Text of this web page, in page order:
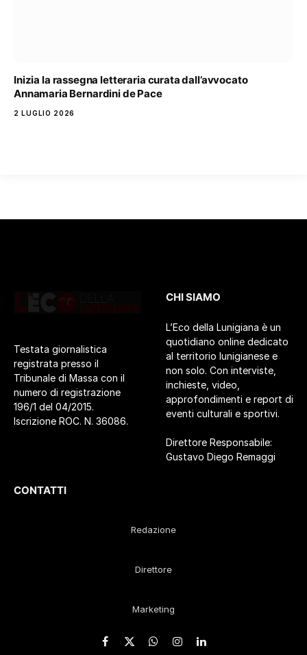
Inizia la rassegna letteraria curata dall’avvocato
Annamaria Bernardini de Pace
2 LUGLIO 2026
Testata giornalistica
registrata presso il
Tribunale di Massa con il
numero di registrazione
196/1 del 04/2015.
Iscrizione ROC. N. 36086.
CHI SIAMO
L’Eco della Lunigiana è un
quotidiano online dedicato
al territorio lunigianese e
non solo. Con interviste,
inchieste, video,
approfondimenti e report di
eventi culturali e sportivi.
Direttore Responsabile:
Gustavo Diego Remaggi
CONTATTI
Redazione
Direttore
Marketing
Facebook
X WhatsApp
Instagram
LinkedIn